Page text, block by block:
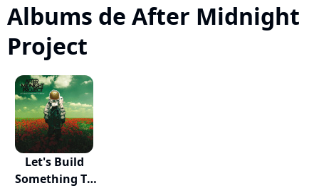
Albums de After Midnight
Project
Let's Build
Something To